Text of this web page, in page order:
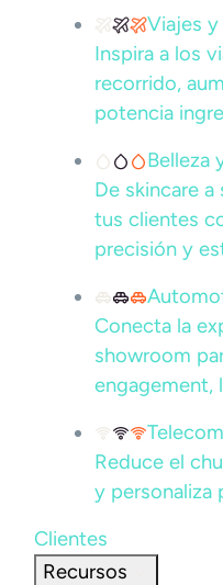
Viajes
Inspira a los
recorrido,
potencia
Belleza
De skincare
tus clientes
precisión y
Conecta la
showroom
engagement,
Reduce el
y personaliza
Clientes
Recursos